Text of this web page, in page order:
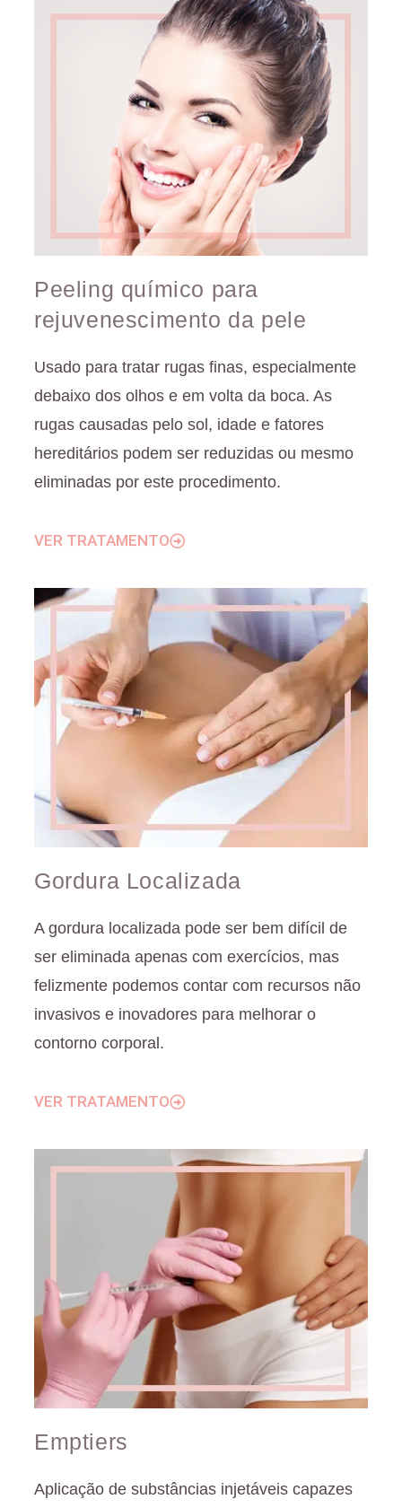
Peeling químico para
rejuvenescimento da pele
Usado para tratar rugas finas, especialmente
debaixo dos olhos e em volta da boca. As
rugas causadas pelo sol, idade e fatores
hereditários podem ser reduzidas ou mesmo
eliminadas por este procedimento.
VER TRATAMENTO
Gordura Localizada
A gordura localizada pode ser bem difícil de
ser eliminada apenas com exercícios, mas
felizmente podemos contar com recursos não
invasivos e inovadores para melhorar o
contorno corporal.
VER TRATAMENTO
Emptiers
Aplicação de substâncias injetáveis capazes